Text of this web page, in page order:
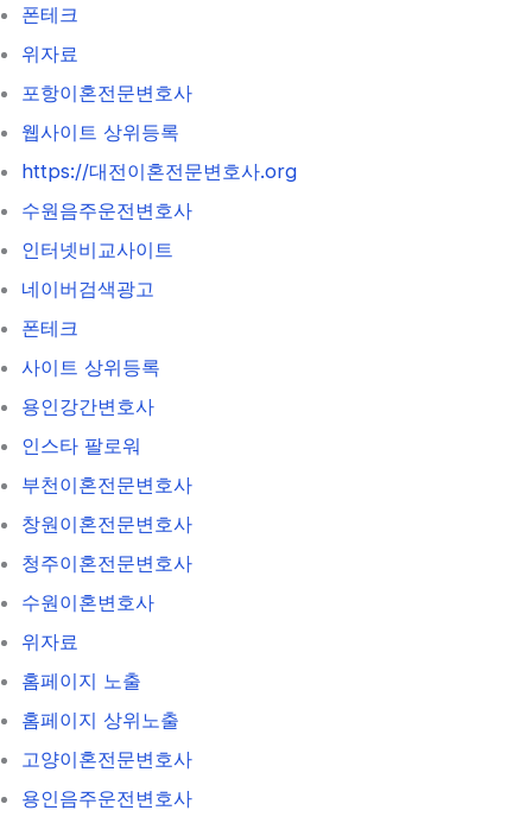
폰테크
위자료
포항이혼전문변호사
웹사이트 상위등록
https://대전이혼전문변호사.org
수원음주운전변호사
인터넷비교사이트
네이버검색광고
폰테크
사이트 상위등록
용인강간변호사
인스타 팔로워
부천이혼전문변호사
창원이혼전문변호사
청주이혼전문변호사
수원이혼변호사
위자료
홈페이지 노출
홈페이지 상위노출
고양이혼전문변호사
용인음주운전변호사